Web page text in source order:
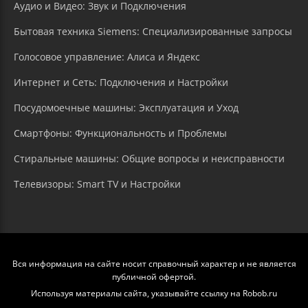
Аудио и Видео: Звук и Подключения
Бытовая техника Siemens: Специализированные запросы
Голосовое управление: Алиса и Яндекс
Интернет и Сеть: Подключения и Настройки
Посудомоечные машины: Эксплуатация и Уход
Смартфоны: Функциональность и Проблемы
Стиральные машины: Общие вопросы и неисправности
Телевизоры: Smart TV и Настройки
Вся информация на сайте носит справочный характер и не является
публичной офертой.
Используя материалы сайта, указывайте ссылку на Robob.ru